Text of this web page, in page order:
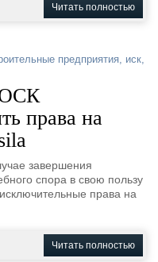
Читать полностью
предприятия, иск,
ОСК
права на
завершения
спора в свою пользу
права на
Читать полностью